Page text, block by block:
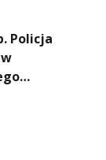
Policja